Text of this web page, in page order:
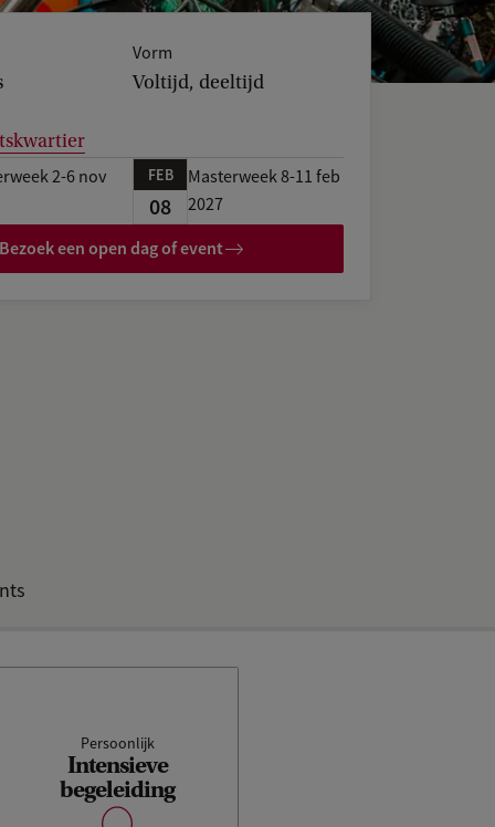
Vorm
Voltijd, deeltijd
2-6 nov
FEB
08
Masterweek 8-11 feb
2027
Bezoek een open dag of event
Persoonlijk
Intensieve
begeleiding